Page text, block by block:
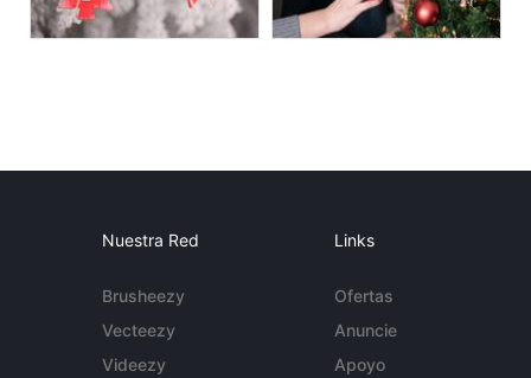
Nuestra Red
Brusheezy
Vecteezy
Videezy
Links
Ofertas
Anuncie
Apoyo